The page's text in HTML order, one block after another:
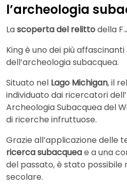
l’archeologia
Lascoperta del relittodella
King è uno dei più
dell’archeologia subacquea.
Situato nel Lago Michigan, il
individuato dai ricercatori
Archeologia Subacquea del
di ricerche infruttuose.
Grazie all’applicazione delle
ricerca subacqueae a una
del passato, è stato possibile
secolare.